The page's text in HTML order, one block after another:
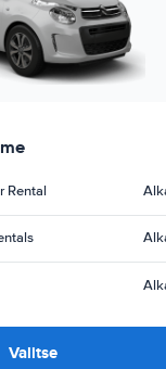
Rental
Valitse